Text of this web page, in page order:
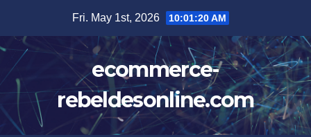
content
Fri. May 1st, 2026 10:01:21 AM
ecommerce-
rebeldesonline.com